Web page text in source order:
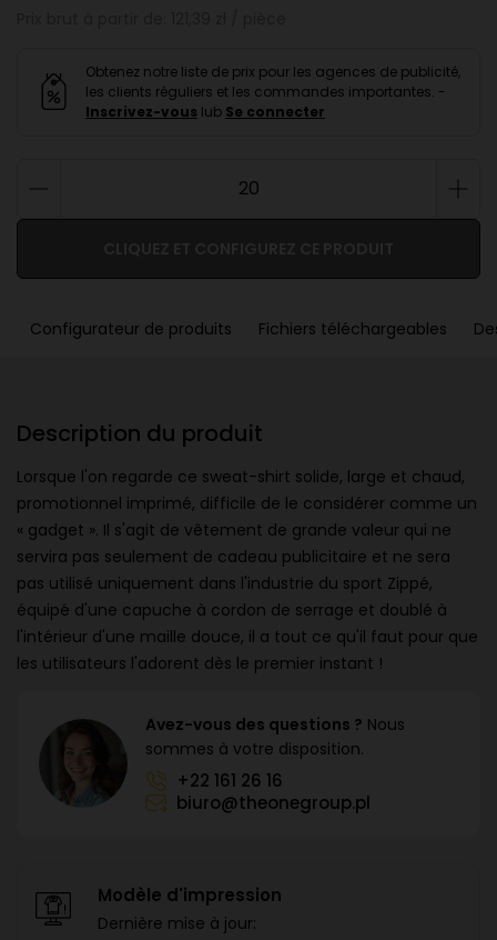
Obtenez notre liste de prix pour les agences de publicité,
les clients réguliers et les commandes importantes. -
Inscrivez-vous lub Se connecter
Configurateur de produits Fichiers téléchargeables
Description du produit
Lorsque l'on regarde ce sweat-shirt solide, large et chaud,
promotionnel imprimé, difficile de le considérer comme un
« gadget ». Il s'agit de vêtement de grande valeur qui ne
servira pas seulement de cadeau publicitaire et ne sera
pas utilisé uniquement dans l'industrie du sport Zippé,
équipé d'une capuche à cordon de serrage et doublé à
l'intérieur d'une maille douce, il a tout ce qu'il faut pour que
les utilisateurs l'adorent dès le premier instant !
Avez-vous des questions ? Nous
sommes à votre disposition.
+22 161 26 16
biuro@theonegroup.pl
Modèle d'impression
Dernière mise à jour: